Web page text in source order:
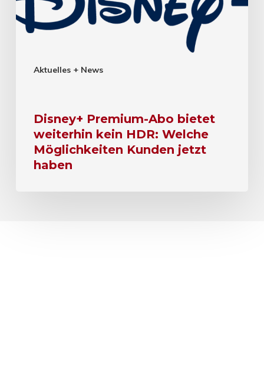
Aktuelles + News
Disney+ Premium-Abo bietet
weiterhin kein HDR: Welche
Möglichkeiten Kunden jetzt
haben